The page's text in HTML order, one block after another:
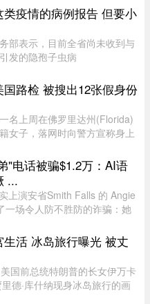
线通车时，STM 将把现代化
调往蓝线。作为 ...
疫情的病例报告 但要小
部表示，目前全省尚未收到与
发的隐孢子虫病
引起的感染主要通过受污染的
致水样腹泻、胃痉挛 ...
路检 被搜出12张假身份
名上周在佛罗里达州(Florida)
女子，落网时向警方宣称身上
称警方其后在她后车箱里发现
《国 ...
"电话被骗$1.2万：AI语
...
上演安省Smith Falls 的 Angie
一场令人防不胜防的诈骗：她
，连声音都几乎一模一
真的就是我 ...
活 冰岛旅行曝光 被丈
国前总统特朗普的长女伊万卡
德·库什纳现身冰岛旅行的画